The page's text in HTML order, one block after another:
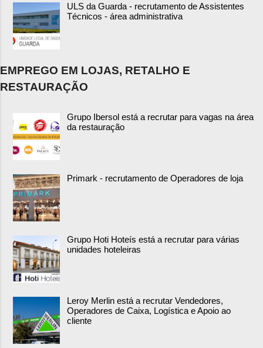
ULS da Guarda - recrutamento de Assistentes
Técnicos - área administrativa
EMPREGO EM LOJAS, RETALHO E
RESTAURAÇÃO
Grupo Ibersol está a recrutar para vagas na área
da restauração
Primark - recrutamento de Operadores de loja
Grupo Hoti Hoteís está a recrutar para várias
unidades hoteleiras
Leroy Merlin está a recrutar Vendedores,
Operadores de Caixa, Logística e Apoio ao
cliente